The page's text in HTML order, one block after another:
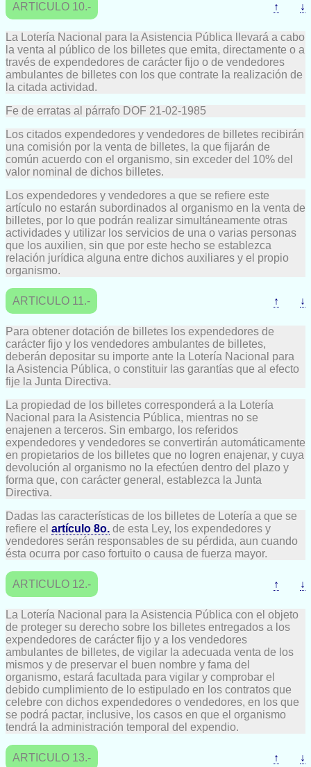
ARTICULO 10.- ↑ ↓
La Lotería Nacional para la Asistencia Pública llevará a cabo
la venta al público de los billetes que emita, directamente o a
través de expendedores de carácter fijo o de vendedores
ambulantes de billetes con los que contrate la realización de
la citada actividad.
Fe de erratas al párrafo DOF 21-02-1985
Los citados expendedores y vendedores de billetes recibirán
una comisión por la venta de billetes, la que fijarán de
común acuerdo con el organismo, sin exceder del 10% del
valor nominal de dichos billetes.
Los expendedores y vendedores a que se refiere este
artículo no estarán subordinados al organismo en la venta de
billetes, por lo que podrán realizar simultáneamente otras
actividades y utilizar los servicios de una o varias personas
que los auxilien, sin que por este hecho se establezca
relación jurídica alguna entre dichos auxiliares y el propio
organismo.
ARTICULO 11.- ↑ ↓
Para obtener dotación de billetes los expendedores de
carácter fijo y los vendedores ambulantes de billetes,
deberán depositar su importe ante la Lotería Nacional para
la Asistencia Pública, o constituir las garantías que al efecto
fije la Junta Directiva.
La propiedad de los billetes corresponderá a la Lotería
Nacional para la Asistencia Pública, mientras no se
enajenen a terceros. Sin embargo, los referidos
expendedores y vendedores se convertirán automáticamente
en propietarios de los billetes que no logren enajenar, y cuya
devolución al organismo no la efectúen dentro del plazo y
forma que, con carácter general, establezca la Junta
Directiva.
Dadas las características de los billetes de Lotería a que se
refiere el artículo 8o. de esta Ley, los expendedores y
vendedores serán responsables de su pérdida, aun cuando
ésta ocurra por caso fortuito o causa de fuerza mayor.
ARTICULO 12.- ↑ ↓
La Lotería Nacional para la Asistencia Pública con el objeto
de proteger su derecho sobre los billetes entregados a los
expendedores de carácter fijo y a los vendedores
ambulantes de billetes, de vigilar la adecuada venta de los
mismos y de preservar el buen nombre y fama del
organismo, estará facultada para vigilar y comprobar el
debido cumplimiento de lo estipulado en los contratos que
celebre con dichos expendedores o vendedores, en los que
se podrá pactar, inclusive, los casos en que el organismo
tendrá la administración temporal del expendio.
ARTICULO 13.- ↑ ↓